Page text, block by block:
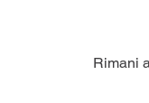
Rimani